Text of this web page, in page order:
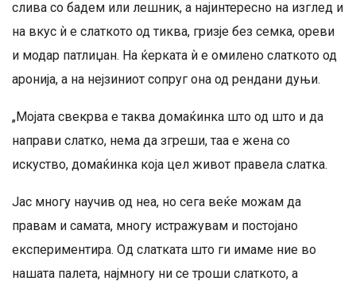
слива со бадем или лешник, а најинтересно на изглед и
на вкус ѝ е слаткото од тиква, гризје без семка, ореви
и модар патлиџан. На ќерката ѝ е омилено слаткото од
аронија, а на нејзиниот сопруг она од рендани дуњи.
„Мојата свекрва е таква домаќинка што од што и да
направи слатко, нема да згреши, таа е жена со
искуство, домаќинка која цел живот правела слатка.
Јас многу научив од неа, но сега веќе можам да
правам и самата, многу истражувам и постојано
експериментира. Од слатката што ги имаме ние во
нашата палета, најмногу ни се троши слаткото, а